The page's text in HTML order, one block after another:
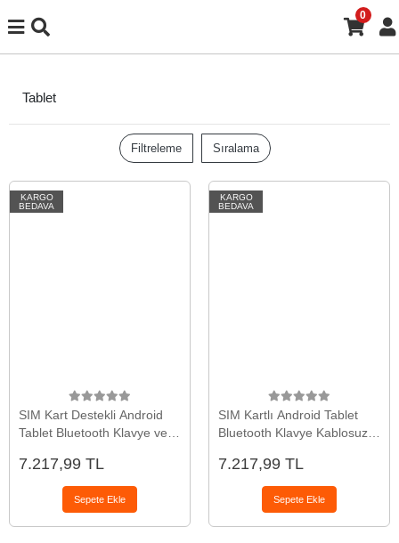
0
Tablet
Filtreleme Sıralama
KARGO
BEDAVA
SIM Kart Destekli Android
Tablet Bluetooth Klavye ve
Ekran Taşınabilir Tasarım
7.217,99 TL
Sepete Ekle
KARGO
BEDAVA
SIM Kartlı Android Tablet
Bluetooth Klavye Kablosuz
Taşınabilir Kullanım Seti
7.217,99 TL
Sepete Ekle